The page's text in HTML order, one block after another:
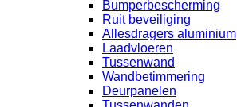
Bumperbescherming
Ruit beveiliging
Allesdragers aluminium
Laadvloeren
Tussenwand
Wandbetimmering
Deurpanelen